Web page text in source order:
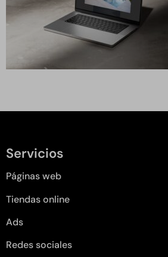
Servicios
Páginas web
Tiendas online
Ads
Redes sociales